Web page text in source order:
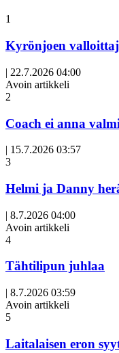
1
Kyrönjoen
| 22.7.2026 04:00
Avoin artikkeli
2
Coach ei anna
| 15.7.2026 03:57
3
Helmi ja Danny
| 8.7.2026 04:00
Avoin artikkeli
4
Tähtilipun juhlaa
| 8.7.2026 03:59
Avoin artikkeli
5
Laitalaisen eron